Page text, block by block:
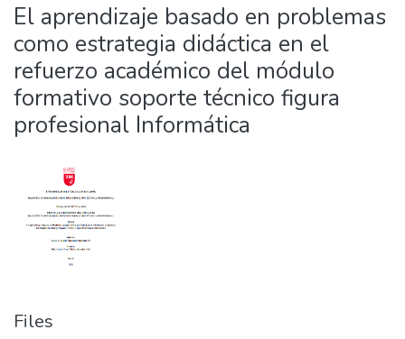
All of DSpace
Statistics
El aprendizaje basado en problemas
como estrategia didáctica en el
refuerzo académico del módulo
formativo soporte técnico figura
profesional Informática
Files